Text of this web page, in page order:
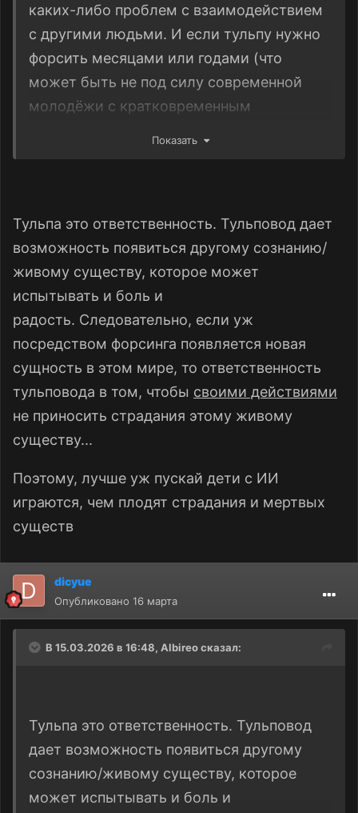
каких-либо проблем с взаимодействием
с другими людьми. И если тульпу нужно
форсить месяцами или годами (что
может быть не под силу современной
молодёжи с кратковременным
мозг хоста.
Показать
Тульпа это ответственность. Тульповод дает
возможность появиться другому сознанию/
живому существу, которое может
испытывать и боль и
радость. Следовательно, если уж
посредством форсинга появляется новая
сущность в этом мире, то ответственность
тульповода в том, чтобы своими действиями
не приносить страдания этому живому
существу...
Поэтому, лучше уж пускай дети с ИИ
играются, чем плодят страдания и мертвых
существ
dicyue
Опубликовано 16 марта
В 15.03.2026 в 16:48, Albireoсказал:
Тульпа это ответственность. Тульповод
дает возможность появиться другому
сознанию/живому существу, которое
может испытывать и боль и